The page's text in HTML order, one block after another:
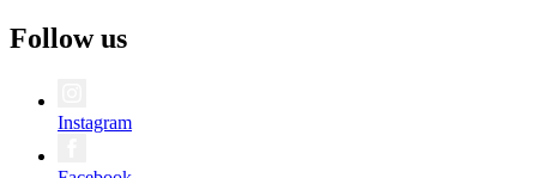
Follow us
Instagram